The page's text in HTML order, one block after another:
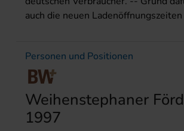
auch die neuen
Personen und Positionen
Weihenstephaner
1997